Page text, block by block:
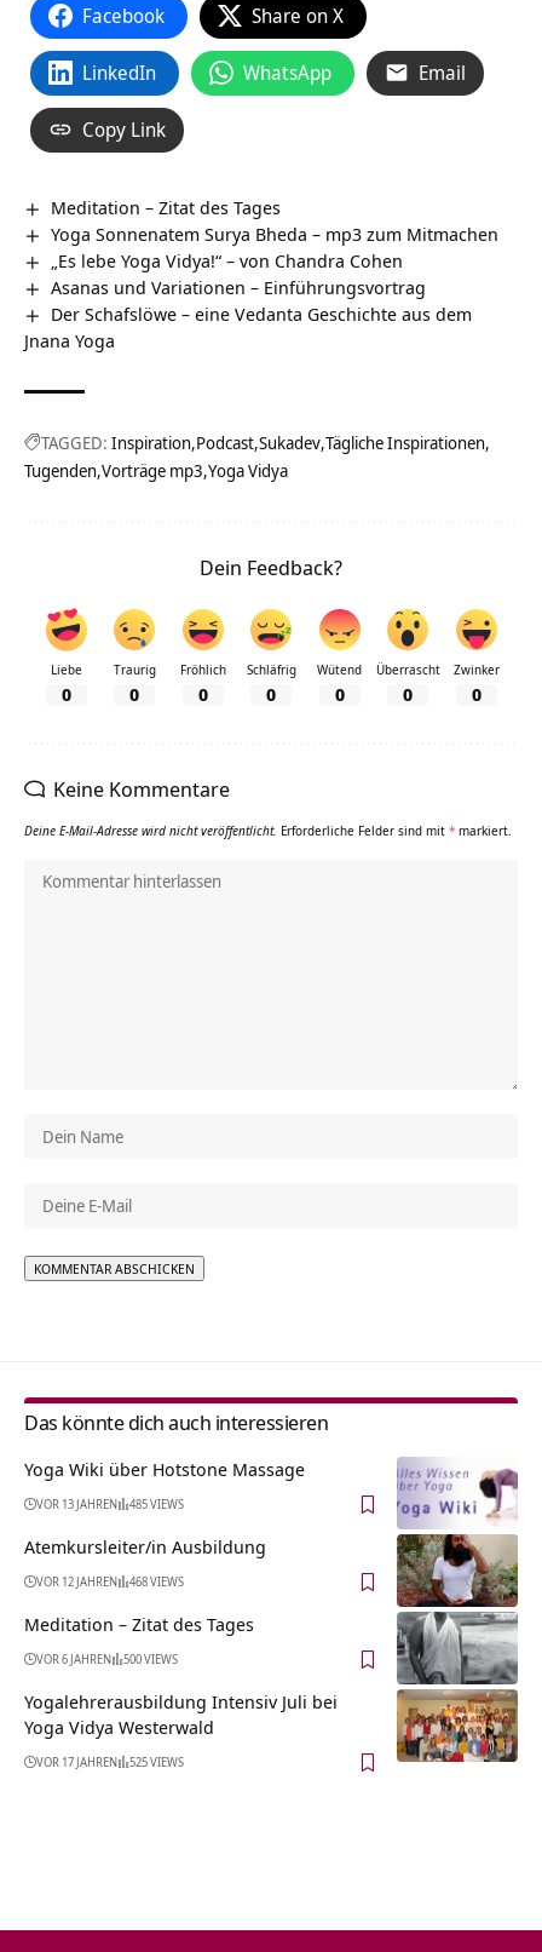
Facebook Share on X
LinkedIn WhatsApp Email
Copy Link
Meditation – Zitat des Tages
Yoga Sonnenatem Surya Bheda – mp3 zum Mitmachen
„Es lebe Yoga Vidya!“ – von Chandra Cohen
Asanas und Variationen – Einführungsvortrag
Der Schafslöwe – eine Vedanta Geschichte aus dem
Jnana Yoga
TAGGED: Inspiration Podcast Sukadev Tägliche Inspirationen
Tugenden Vorträge mp3 Yoga Vidya
Dein Feedback?
Liebe
0
Traurig
0
Fröhlich
0
Schläfrig
0
Wütend
0
Überrascht
0
Zwinker
0
Keine Kommentare
Deine E-Mail-Adresse wird nicht veröffentlicht. Erforderliche Felder sind mit * markiert.
Das könnte dich auch interessieren
Yoga Wiki über Hotstone Massage
VOR 13 JAHREN 485 VIEWS
Atemkursleiter/in Ausbildung
VOR 12 JAHREN 468 VIEWS
Meditation – Zitat des Tages
VOR 6 JAHREN 500 VIEWS
Yogalehrerausbildung Intensiv Juli bei
Yoga Vidya Westerwald
VOR 17 JAHREN 525 VIEWS